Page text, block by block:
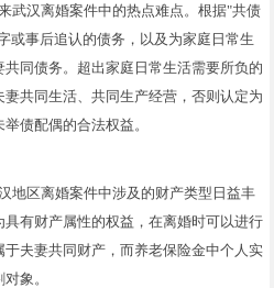
武汉离婚案件中的热点难点。根据"共债
或事后追认的债务，以及为家庭日常生
同债务。超出家庭日常生活需要所负的
共同生活、共同生产经营，否则认定为
债配偶的合法权益。
地区离婚案件中涉及的财产类型日益丰
有财产属性的权益，在离婚时可以进行
夫妻共同财产，而养老保险金中个人实
象。